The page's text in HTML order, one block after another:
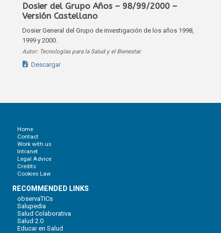
Dosier del Grupo Años – 98/99/2000 –
Versión Castellano
Dosier General del Grupo de investigación de los años 1998,
1999 y 2000.
Autor: Tecnologías para la Salud y el Bienestar.
Descargar
Home
Contact
Work with us
Intranet
Legal Advice
Credits
Cookies Law
RECOMMENDED LINKS
observaTICs
Salupedia
Salud Colaborativa
Salud 2.0
Educar en Salud